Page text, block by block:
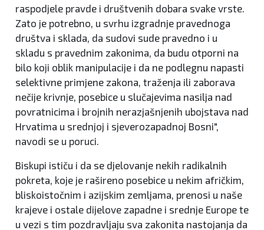
raspodjele pravde i društvenih dobara svake vrste.
Zato je potrebno, u svrhu izgradnje pravednoga
društva i sklada, da sudovi sude pravedno i u
skladu s pravednim zakonima, da budu otporni na
bilo koji oblik manipulacije i da ne podlegnu napasti
selektivne primjene zakona, traženja ili zaborava
nečije krivnje, posebice u slučajevima nasilja nad
povratnicima i brojnih nerazjašnjenih ubojstava nad
Hrvatima u srednjoj i sjeverozapadnoj Bosni",
navodi se u poruci.
Biskupi ističu i da se djelovanje nekih radikalnih
pokreta, koje je rašireno posebice u nekim afričkim,
bliskoistočnim i azijskim zemljama, prenosi u naše
krajeve i ostale dijelove zapadne i srednje Europe te
u vezi s tim pozdravljaju sva zakonita nastojanja da